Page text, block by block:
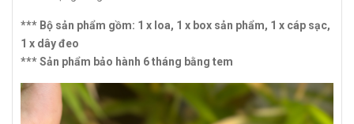
*** Bộ sản phẩm gồm: 1 x loa, 1 x box sản phẩm, 1 x cáp sạc,
1 x dây đeo
*** Sản phẩm bảo hành 6 tháng bằng tem